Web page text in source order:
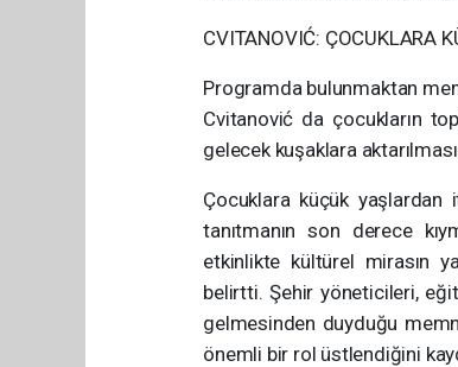
CVITANOVIĆ: ÇOCUKLARA
Programda bulunmaktan
Cvitanović da çocukların
gelecek kuşaklara
Çocuklara küçük yaşlardan
tanıtmanın son derece
etkinlikte kültürel mirasın
belirtti. Şehir yöneticileri,
gelmesinden duyduğu
önemli bir rol üstlendiğini